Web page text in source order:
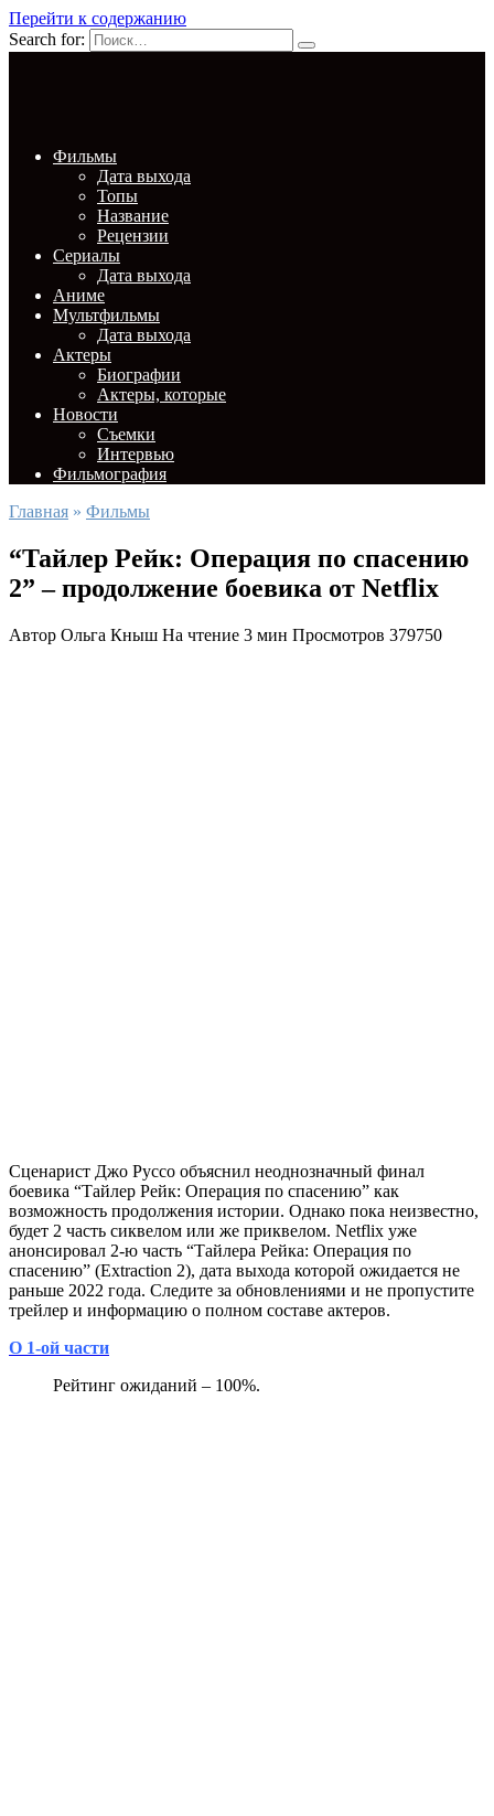
Перейти к содержанию
Search for:
Фильмы
Дата выхода
Топы
Название
Рецензии
Сериалы
Дата выхода
Аниме
Мультфильмы
Дата выхода
Актеры
Биографии
Актеры, которые
Новости
Съемки
Интервью
Фильмография
Главная » Фильмы
“Тайлер Рейк: Операция по спасению
2” – продолжение боевика от Netflix
Автор Ольга Кныш На чтение 3 мин Просмотров 379750
Сценарист Джо Руссо объяснил неоднозначный финал
боевика “Тайлер Рейк: Операция по спасению” как
возможность продолжения истории. Однако пока неизвестно,
будет 2 часть сиквелом или же приквелом. Netflix уже
анонсировал 2-ю часть “Тайлера Рейка: Операция по
спасению” (Extraction 2), дата выхода которой ожидается не
раньше 2022 года. Следите за обновлениями и не пропустите
трейлер и информацию о полном составе актеров.
О 1-ой части
Рейтинг ожиданий – 100%.